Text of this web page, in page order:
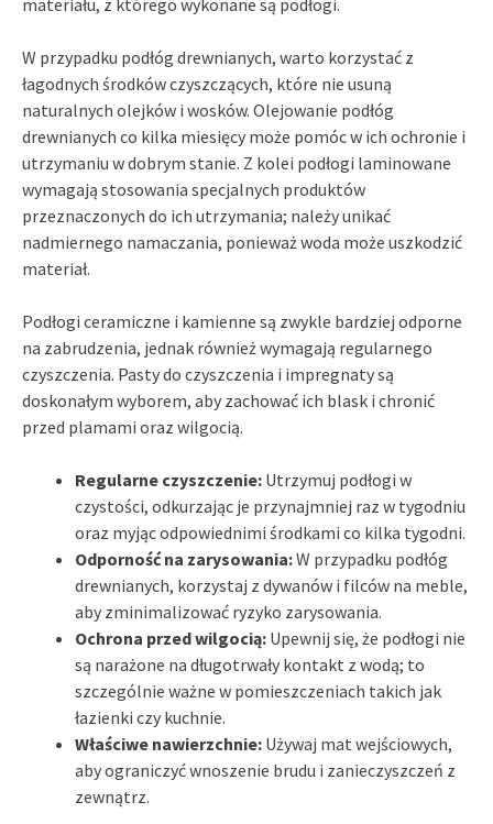
W przypadku podłóg drewnianych, warto korzystać z
łagodnych środków czyszczących, które nie usuną
naturalnych olejków i wosków. Olejowanie podłóg
drewnianych co kilka miesięcy może pomóc w ich ochronie i
utrzymaniu w dobrym stanie. Z kolei podłogi laminowane
wymagają stosowania specjalnych produktów
przeznaczonych do ich utrzymania; należy unikać
nadmiernego namaczania, ponieważ woda może uszkodzić
materiał.
Podłogi ceramiczne i kamienne są zwykle bardziej odporne
na zabrudzenia, jednak również wymagają regularnego
czyszczenia. Pasty do czyszczenia i impregnaty są
doskonałym wyborem, aby zachować ich blask i chronić
przed plamami oraz wilgocią.
Regularne czyszczenie: Utrzymuj podłogi w
czystości, odkurzając je przynajmniej raz w tygodniu
oraz myjąc odpowiednimi środkami co kilka tygodni.
Odporność na zarysowania:W przypadku podłóg
drewnianych, korzystaj z dywanów i filców na meble,
aby zminimalizować ryzyko zarysowania.
Ochrona przed wilgocią: Upewnij się, że podłogi nie
są narażone na długotrwały kontakt z wodą; to
szczególnie ważne w pomieszczeniach takich jak
łazienki czy kuchnie.
Właściwe nawierzchnie: Używaj mat wejściowych,
aby ograniczyć wnoszenie brudu i zanieczyszczeń z
zewnątrz.